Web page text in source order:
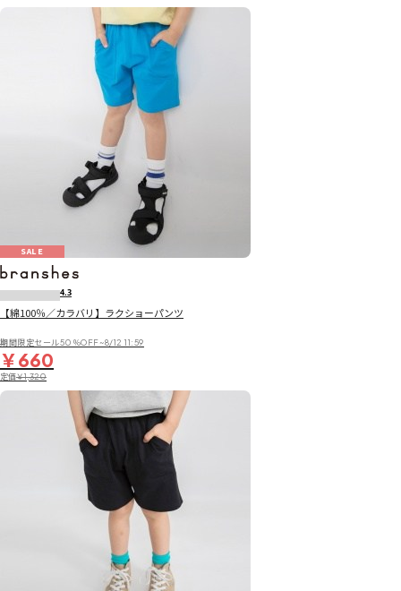
SALE
4.3
【綿100％／カラバリ】ラクショーパンツ
期間限定セール50％OFF~8/12 11:59
￥660
定価￥1,320